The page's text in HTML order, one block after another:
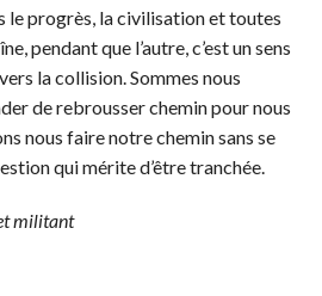
le progrès, la civilisation et toutes
pendant que l’autre, c’est un sens
la collision. Sommes nous
de rebrousser chemin pour nous
nous faire notre chemin sans se
qui mérite d’être tranchée.
militant